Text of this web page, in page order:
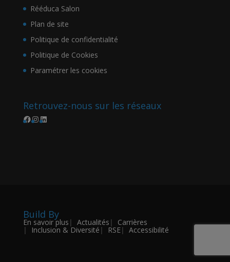
Rééduca Salon
Plan de site
Politique de confidentialité
Politique de Cookies
Paramétrer les cookies
Retrouvez-nous sur les réseaux
Facebook
Instagram
LinkedIn
Build By
En savoir plus Actualités Carrières
Inclusion & Diversité RSE Accessibilité